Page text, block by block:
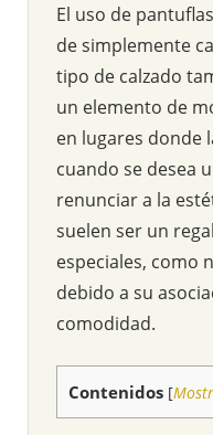
El uso de
de simplemente
tipo de calzado
un elemento de
en lugares donde
cuando se desea
renunciar a la
suelen ser un
especiales, como
debido a su
comodidad.
Contenidos [